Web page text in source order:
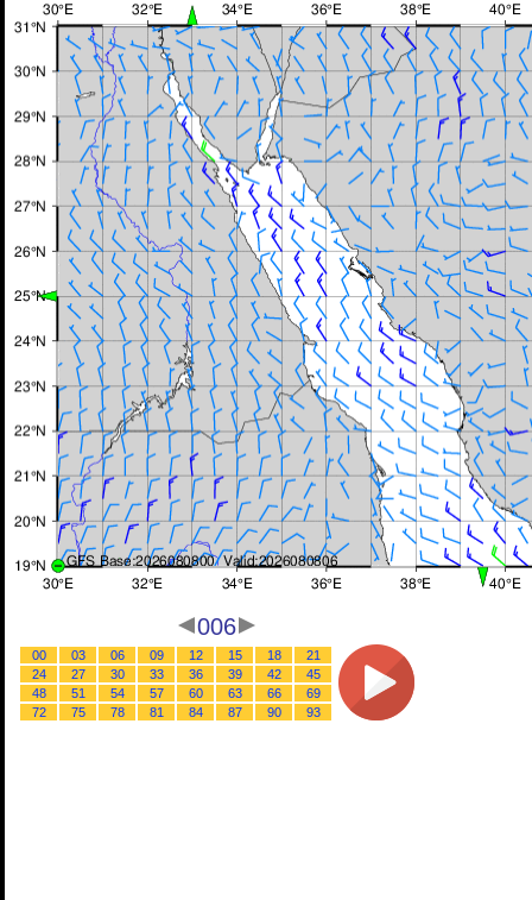
006
00 03 06 09 12 15 18
21
24
27 30 33 36 39 42
45
48
51 54 57 60 63 66
69
72
75 78 81 84 87 90 93